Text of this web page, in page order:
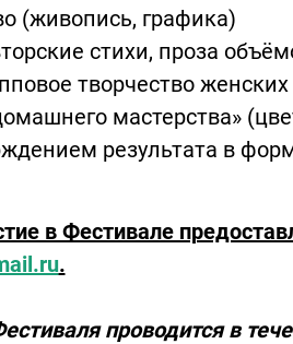
(живопись, графика)
стихи, проза
творчество
мастерства»
результата в
в Фестивале
.
проводится в